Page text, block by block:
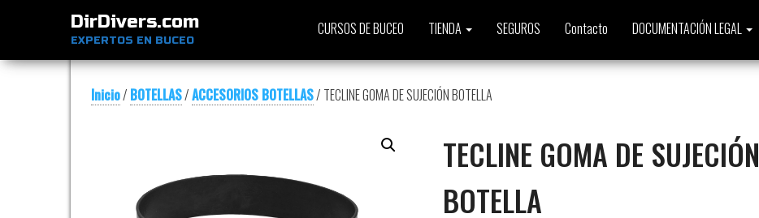
DirDivers.com
EXPERTOS EN BUCEO
CURSOS DE BUCEO TIENDA SEGUROS Contacto DOCUMENTACIÓN LEGAL
Inicio/ BOTELLAS/ACCESORIOS BOTELLAS/ TECLINE GOMA DE SUJECIÓN BOTELLA
TECLINE GOMA DE SUJECIÓN
BOTELLA